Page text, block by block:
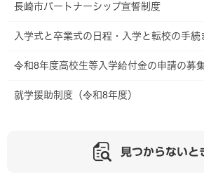
長崎市パートナーシップ宣誓制度
入学式と卒業式の日程・入学と転校の手続
令和8年度高校生等入学給付金の申請の募
就学援助制度（令和8年度）
見つからないと